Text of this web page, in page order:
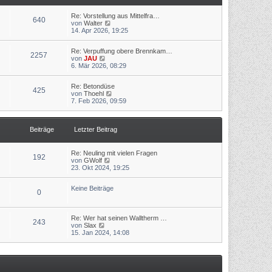
r
a
r
B
i
r
a
640
Re: Vorstellung aus Mittelfra…
von Walter
e
s
e
e
i
t
r
a
14. Apr 2026, 19:25
2257
Re: Verpuffung obere Brennkam…
von JAU
e
s
t
e
B
i
r
a
g
6. Mär 2026, 08:29
425
Re: Betondüse
von Thoehl
e
t
r
B
i
r
a
7. Feb 2026, 09:59
Beiträge Letzter Beitrag
192
Re: Neuling mit vielen Fragen
von GWolf
e
s
B
a
23. Okt 2024, 19:25
0 Keine Beiträge
243
Re: Wer hat seinen Walltherm …
von Slax
e
s
15. Jan 2024, 14:08